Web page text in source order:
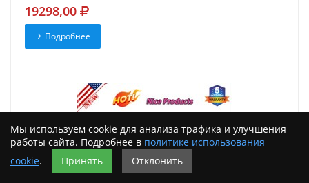
19298,00
Подробнее
Мы используем cookie для анализа трафика и улучшения
работы сайта. Подробнее в политике использования
cookie. Принять Отклонить